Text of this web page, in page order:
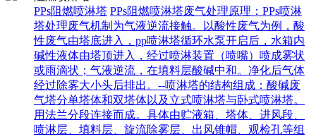
PPs阻燃喷淋塔 PPs阻燃喷淋塔废气处理原理：PPs喷淋
塔处理废气机制为气液逆流接触。以酸性废气为例，酸
性废气由塔底进入，pp喷淋塔循环水泵开启后，水箱内
碱性液体由塔顶进入，经过喷淋装置（喷嘴）喷成雾状
或雨滴状；气液逆流，在填料层酸碱中和。净化后气体
经过除雾大小头后排出。--喷淋塔的结构组成：酸碱废
气塔分单塔体和双塔体以及立式喷淋塔与卧式喷淋塔。
用法兰分段连接而成。具体由贮液箱、塔体、进风段、
喷淋层、填料层、旋流除雾层、出风锥帽、观检孔等组